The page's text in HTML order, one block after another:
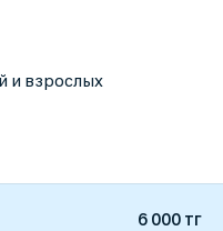
и взрослых
6 000 тг